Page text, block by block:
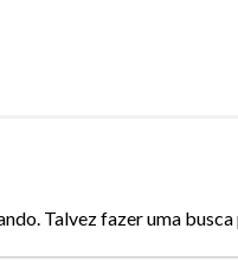
Talvez fazer uma busca